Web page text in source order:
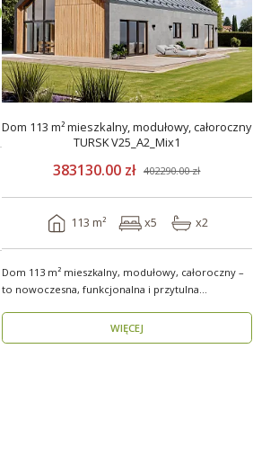
Dom 113 m² mieszkalny, modułowy, całoroczny
TURSK V25_A2_Mix1
383130.00 zł 402290.00 zł
113 m² x5 x2
Dom 113 m² mieszkalny, modułowy, całoroczny –
to nowoczesna, funkcjonalna i przytulna
WIĘCEJ